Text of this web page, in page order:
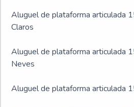
Aluguel de plataforma articulada
Claros
Aluguel de plataforma articulada
Neves
Aluguel de plataforma articulada